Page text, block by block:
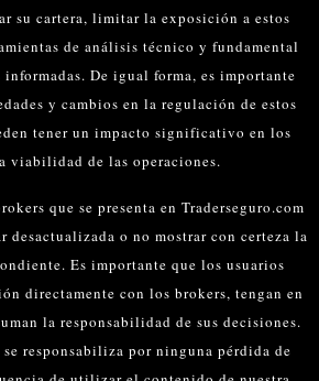
su cartera, limitar la exposición a estos
de análisis técnico y fundamental
De igual forma, es importante
y cambios en la regulación de estos
tener un impacto significativo en los
viabilidad de las operaciones.
que se presenta en Traderseguro.com
desactualizada o no mostrar con certeza la
Es importante que los usuarios
directamente con los brokers, tengan en
la responsabilidad de sus decisiones.
se responsabiliza por ninguna pérdida de